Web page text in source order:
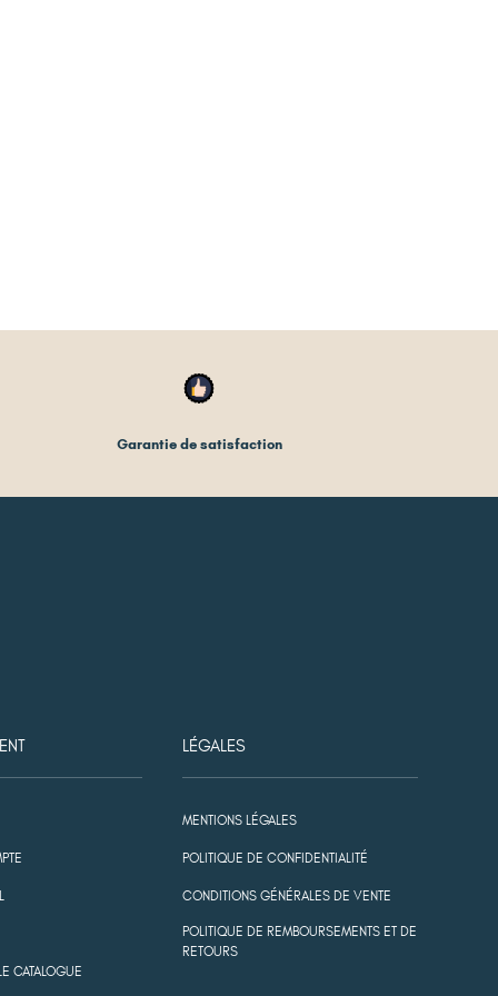
Garantie de satisfaction
CATALOGUE
LÉGALES
MENTIONS LÉGALES
POLITIQUE DE CONFIDENTIALITÉ
CONDITIONS GÉNÉRALES DE VENTE
POLITIQUE DE REMBOURSEMENTS ET DE
RETOURS